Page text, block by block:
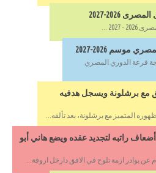
2026-2027
2027 ...
موسم 2026-2027
قرعة الدوري المصري
مع برشلونة ويسجل هدفيه
المتميز مع برشلونة، بعد تألقه...
حسام حسن يطلب 5 أضعاف راتبه لتجديد عقده ويضع هاني أبو
بوادر ازمة تلوح في الافق دارخل اروقة...